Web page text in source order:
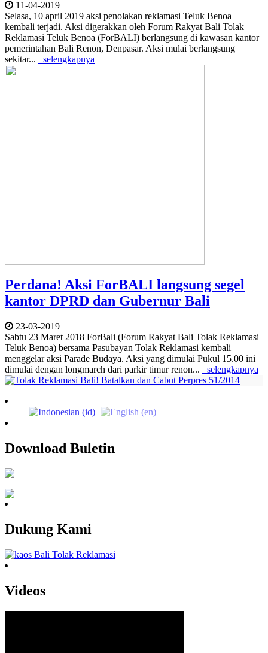
11-04-2019
Selasa, 10 april 2019 aksi penolakan reklamasi Teluk Benoa
kembali terjadi. Aksi digerakkan oleh Forum Rakyat Bali Tolak
Reklamasi Teluk Benoa (ForBALI) berlangsung di kawasan kantor
pemerintahan Bali Renon, Denpasar. Aksi mulai berlangsung
sekitar...
selengkapnya
Perdana! Aksi ForBALI langsung segel
kantor DPRD dan Gubernur Bali
23-03-2019
Sabtu 23 Maret 2018 ForBali (Forum Rakyat Bali Tolak Reklamasi
Teluk Benoa) bersama Pasubayan Tolak Reklamasi kembali
menggelar aksi Parade Budaya. Aksi yang dimulai Pukul 15.00 ini
dimulai dengan longmarch dari parkir timur renon...
selengkapnya
Download Buletin
Dukung Kami
Videos